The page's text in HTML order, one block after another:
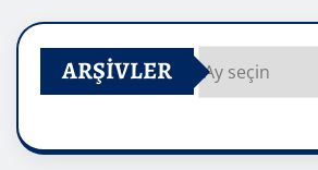
ARŞIVLER